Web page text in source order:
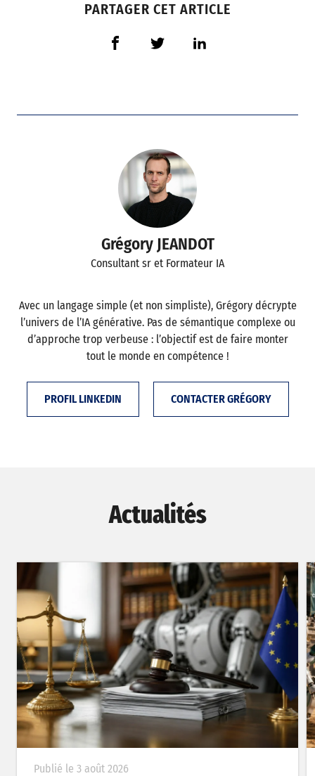
PARTAGER CET ARTICLE
Grégory JEANDOT
Consultant sr et Formateur IA
Avec un langage simple (et non simpliste), Grégory décrypte
l’univers de l’IA générative. Pas de sémantique complexe ou
d’approche trop verbeuse : l’objectif est de faire monter
tout le monde en compétence !
PROFIL LINKEDIN CONTACTER GRÉGORY
Actualités
Publié le 3 août 2026